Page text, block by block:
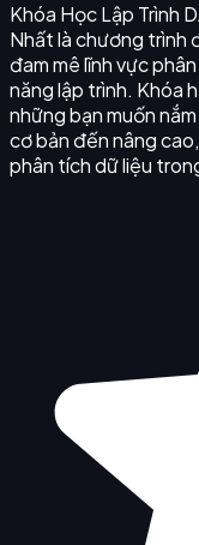
Khóa Học Lập Trình
Nhất là chương trình
đam mê lĩnh vực
năng lập trình. Khóa
những bạn muốn
cơ bản đến nâng
phân tích dữ liệu